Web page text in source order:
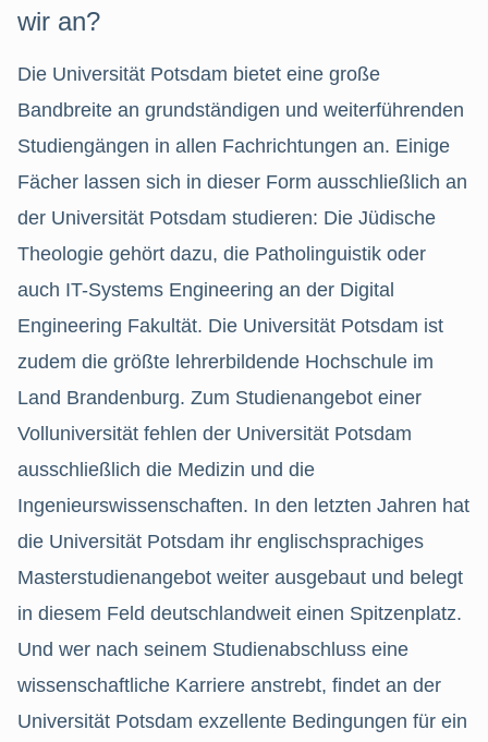
wir an?
Die Universität Potsdam bietet eine große
Bandbreite an grundständigen und weiterführenden
Studiengängen in allen Fachrichtungen an. Einige
Fächer lassen sich in dieser Form ausschließlich an
der Universität Potsdam studieren: Die Jüdische
Theologie gehört dazu, die Patholinguistik oder
auch IT-Systems Engineering an der Digital
Engineering Fakultät. Die Universität Potsdam ist
zudem die größte lehrerbildende Hochschule im
Land Brandenburg. Zum Studienangebot einer
Volluniversität fehlen der Universität Potsdam
ausschließlich die Medizin und die
Ingenieurswissenschaften. In den letzten Jahren hat
die Universität Potsdam ihr englischsprachiges
Masterstudienangebot weiter ausgebaut und belegt
in diesem Feld deutschlandweit einen Spitzenplatz.
Und wer nach seinem Studienabschluss eine
wissenschaftliche Karriere anstrebt, findet an der
Universität Potsdam exzellente Bedingungen für ein